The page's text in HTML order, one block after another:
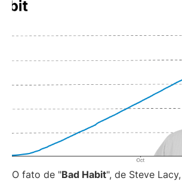
O fato de "Bad Habit", de Steve